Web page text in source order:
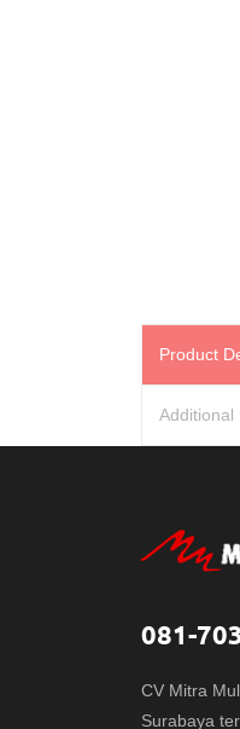
Product
Additional
081-
CV Mitra
Surabaya